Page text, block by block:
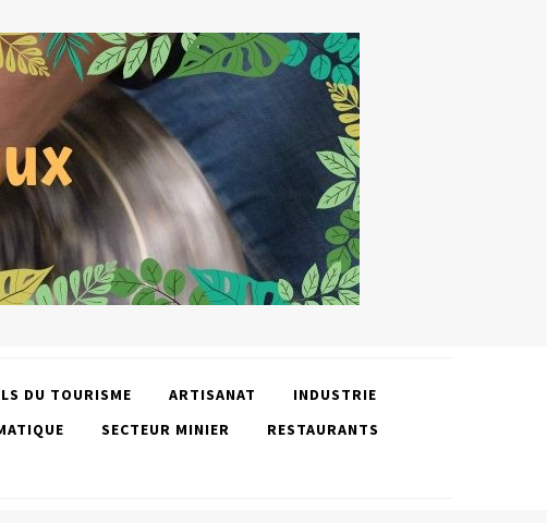
DU TOURISME ARTISANAT
INDUSTRIE
SECTEUR MINIER
RESTAURANTS